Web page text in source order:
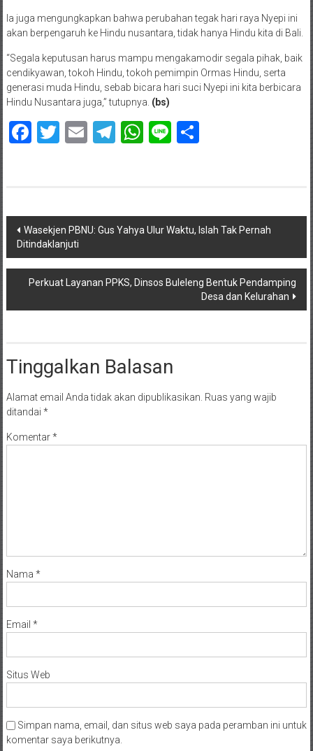
Ia juga mengungkapkan bahwa perubahan tegak hari raya Nyepi ini
akan berpengaruh ke Hindu nusantara, tidak hanya Hindu kita di Bali.
“Segala keputusan harus mampu mengakamodir segala pihak, baik
cendikyawan, tokoh Hindu, tokoh pemimpin Ormas Hindu, serta
generasi muda Hindu, sebab bicara hari suci Nyepi ini kita berbicara
Hindu Nusantara juga,” tutupnya. (bs)
Facebook
Twitter
EmailTelegram
WhatsApp
LineShare
Navigasi
pos
Wasekjen PBNU: Gus Yahya Ulur Waktu, Islah Tak Pernah
Ditindaklanjuti
Perkuat Layanan PPKS, Dinsos Buleleng Bentuk Pendamping
Desa dan Kelurahan
Tinggalkan Balasan
Alamat email Anda tidak akan dipublikasikan. Ruas yang wajib
ditandai *
Komentar*
Nama *
Email *
Situs Web
Simpan nama, email, dan situs web saya pada peramban ini untuk
komentar saya berikutnya.